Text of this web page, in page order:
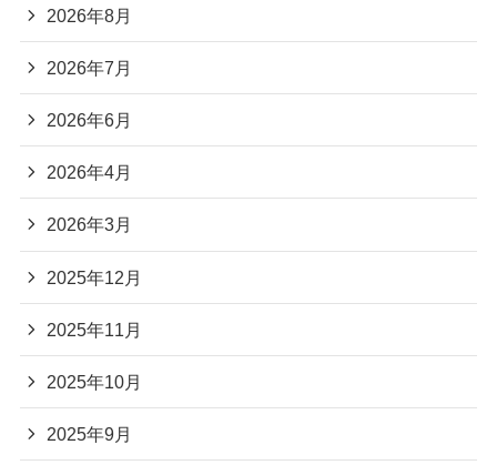
2026年8月
2026年7月
2026年6月
2026年4月
2026年3月
2025年12月
2025年11月
2025年10月
2025年9月